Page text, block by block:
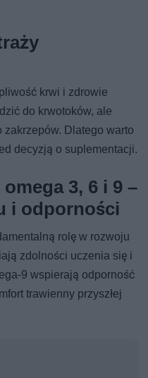
krwi i zdrowie
do krwotoków, ale
Dlatego warto
decyzją o suplementacji.
3, 6 i 9 –
i odporności
rolę w rozwoju
zdolności uczenia się i
9 wspierają odporność
trawienny przyszłej